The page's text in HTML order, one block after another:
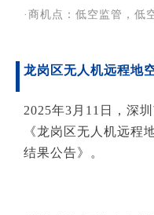
·商机点：低空监管，低
龙岗区无人机远程地
2025年3月11日，深
《龙岗区无人机远程
结果公告》。